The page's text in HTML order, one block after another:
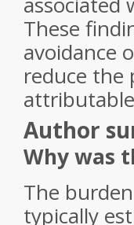
These
avoidance
reduce
Author
Why was
The
typically